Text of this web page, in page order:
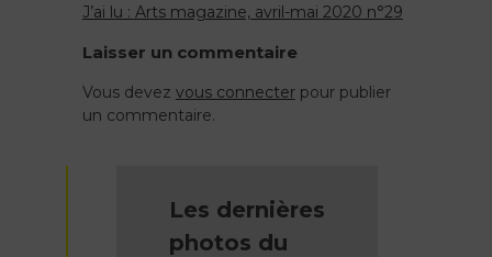
Navigation
de
l’article
J’ai lu : Arts magazine, avril-mai 2020 n°29
Laisser un commentaire
Vous devez vous connecterpour publier
un commentaire.
Les dernières
photos du